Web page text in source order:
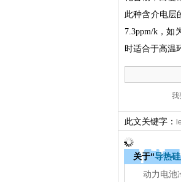
此种含介电层
7.3ppm/k，如
时适合于高温
此文关键字：
关于“导热